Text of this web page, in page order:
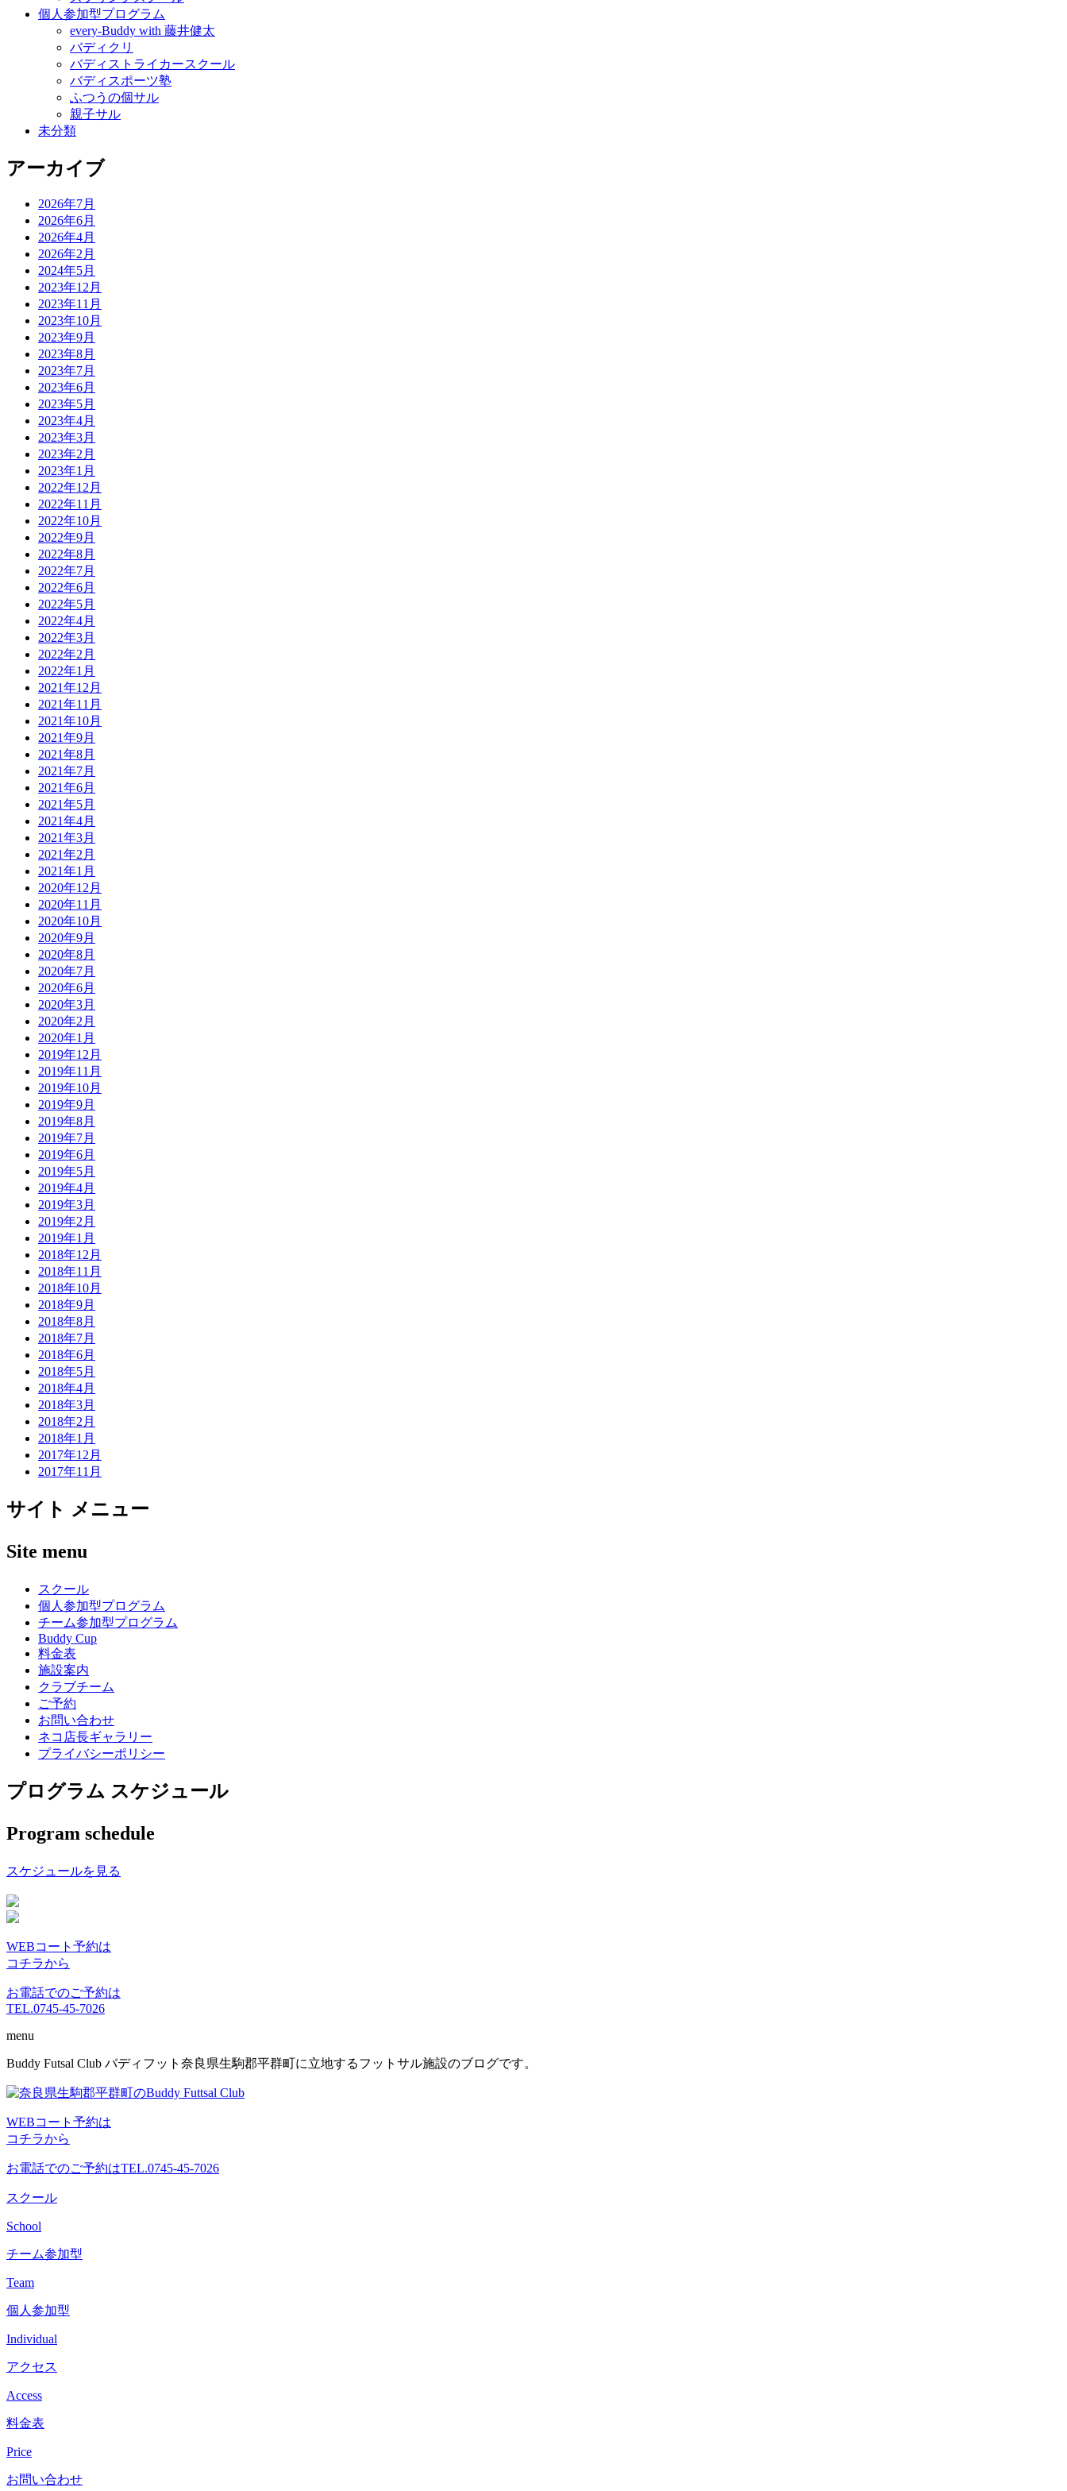
個人参加型プログラム
every-Buddy with 藤井健太
バディクリ
バディストライカースクール
バディスポーツ塾
ふつうの個サル
親子サル
未分類
アーカイブ
2026年7月
2026年6月
2026年4月
2026年2月
2024年5月
2023年12月
2023年11月
2023年10月
2023年9月
2023年8月
2023年7月
2023年6月
2023年5月
2023年4月
2023年3月
2023年2月
2023年1月
2022年12月
2022年11月
2022年10月
2022年9月
2022年8月
2022年7月
2022年6月
2022年5月
2022年4月
2022年3月
2022年2月
2022年1月
2021年12月
2021年11月
2021年10月
2021年9月
2021年8月
2021年7月
2021年6月
2021年5月
2021年4月
2021年3月
2021年2月
2021年1月
2020年12月
2020年11月
2020年10月
2020年9月
2020年8月
2020年7月
2020年6月
2020年3月
2020年2月
2020年1月
2019年12月
2019年11月
2019年10月
2019年9月
2019年8月
2019年7月
2019年6月
2019年5月
2019年4月
2019年3月
2019年2月
2019年1月
2018年12月
2018年11月
2018年10月
2018年9月
2018年8月
2018年7月
2018年6月
2018年5月
2018年4月
2018年3月
2018年2月
2018年1月
2017年12月
2017年11月
サイト メニュー
Site menu
スクール
個人参加型プログラム
チーム参加型プログラム
Buddy Cup
料金表
施設案内
クラブチーム
ご予約
お問い合わせ
ネコ店長ギャラリー
プライバシーポリシー
プログラム スケジュール
Program schedule
スケジュールを見る
WEBコート予約は
コチラから
お電話でのご予約は
TEL.0745-45-7026
menu
コ
テ
ツ
へ
ス
キ
ッ
Buddy Futsal Club バディフット奈良県生駒郡平群町に立地するフットサル施設のブログです。
WEBコート予約は
コチラから
お電話でのご予約はTEL.0745-45-7026
スクール
School
チーム参加型
Team
個人参加型
Individual
アクセス
Access
料金表
Price
お問い合わせ